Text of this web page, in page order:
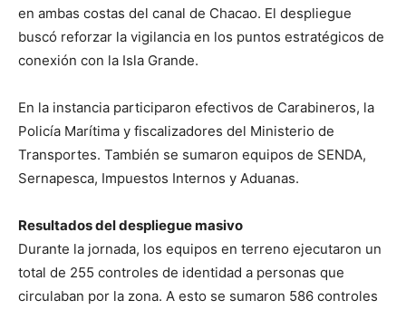
en ambas costas del canal de Chacao. El despliegue
buscó reforzar la vigilancia en los puntos estratégicos de
conexión con la Isla Grande.
En la instancia participaron efectivos de Carabineros, la
Policía Marítima y fiscalizadores del Ministerio de
Transportes. También se sumaron equipos de SENDA,
Sernapesca, Impuestos Internos y Aduanas.
Resultados del despliegue masivo
Durante la jornada, los equipos en terreno ejecutaron un
total de 255 controles de identidad a personas que
circulaban por la zona. A esto se sumaron 586 controles